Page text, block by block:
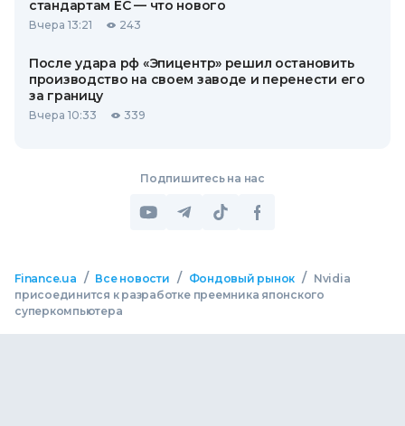
стандартам ЕС — что нового
Вчера 13:21 243
После удара рф «Эпицентр» решил остановить
производство на своем заводе и перенести его
за границу
Вчера 10:33 339
Подпишитесь на нас
Finance.ua / Все новости / Фондовый рынок /
Nvidia
присоединится к разработке преемника японского
суперкомпьютера